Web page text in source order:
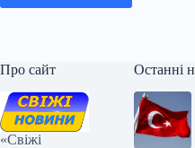
Про сайт
«Свіжі
Останні